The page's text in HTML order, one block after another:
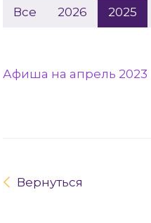
Все 2026 2025
Афиша на апрель 2023
Вернуться